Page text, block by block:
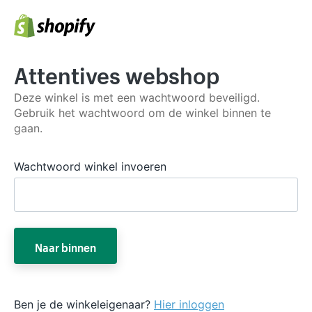
Attentives webshop
Deze winkel is met een wachtwoord beveiligd.
Gebruik het wachtwoord om de winkel binnen te
gaan.
Wachtwoord winkel invoeren
Naar binnen
Ben je de winkeleigenaar? Hier inloggen